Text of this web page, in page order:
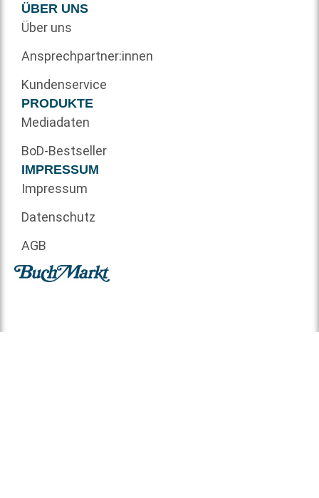
ÜBER UNS
Über uns
Ansprechpartner:innen
Kundenservice
PRODUKTE
Mediadaten
BoD-Bestseller
IMPRESSUM
Impressum
Datenschutz
AGB